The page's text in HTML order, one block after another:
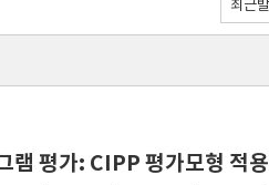
램 평가: CIPP 평가모형 적용